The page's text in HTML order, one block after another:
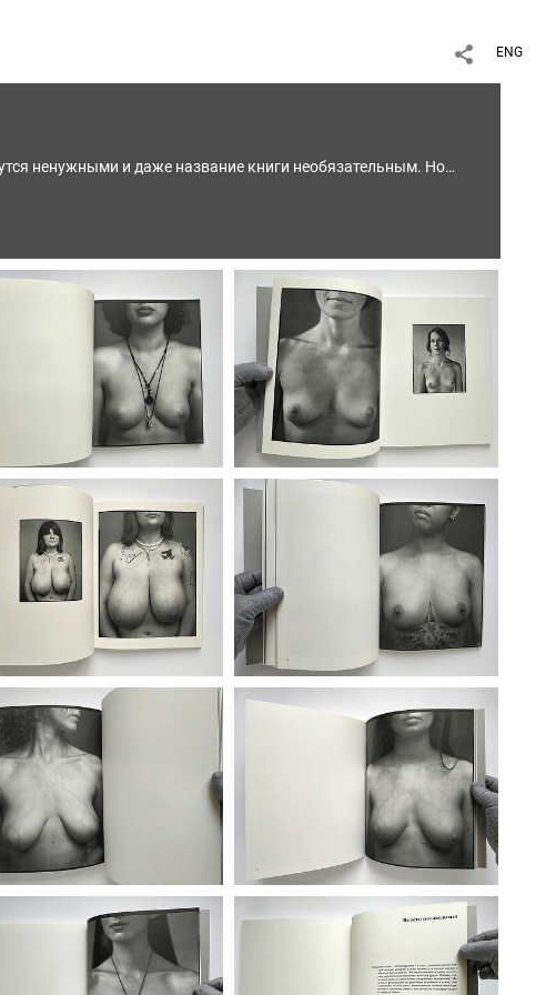
ENG
ненужными и даже название книги необязательным. Но
Так - это когда в кадре только грудь и губы. Получилась
это красиво я думал до и во время съёмок, думаю и
книги.